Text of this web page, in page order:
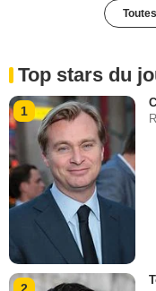
Top stars du
1